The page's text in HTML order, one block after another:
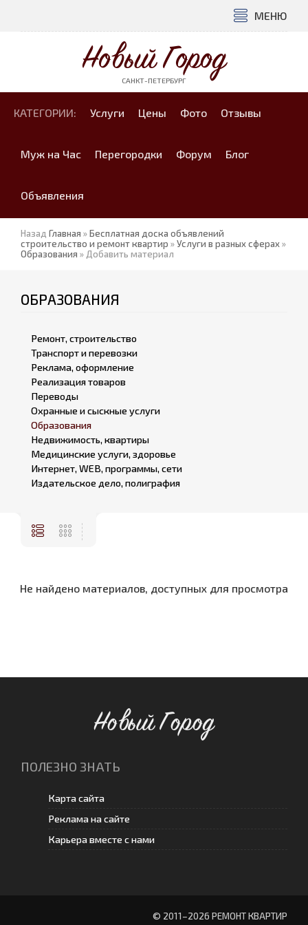
МЕНЮ
Новый Город
САНКТ-ПЕТЕРБУРГ
КАТЕГОРИИ: Услуги Цены Фото Отзывы
Муж на Час Перегородки Форум Блог
Объявления
Назад Главная »Бесплатная доска объявлений
строительство и ремонт квартир »Услуги в разных сферах»
Образования » Добавить материал
ОБРАЗОВАНИЯ
Ремонт, строительство
Транспорт и перевозки
Реклама, оформление
Реализация товаров
Переводы
Охранные и сыскные услуги
Образования
Недвижимость, квартиры
Медицинские услуги, здоровье
Интернет, WEB, программы, сети
Издательское дело, полиграфия
Не найдено материалов, доступных для просмотра
Новый Город
ПОЛЕЗНО ЗНАТЬ
Карта сайта
Реклама на сайте
Карьера вместе с нами
© 2011–2026 РЕМОНТ КВАРТИР